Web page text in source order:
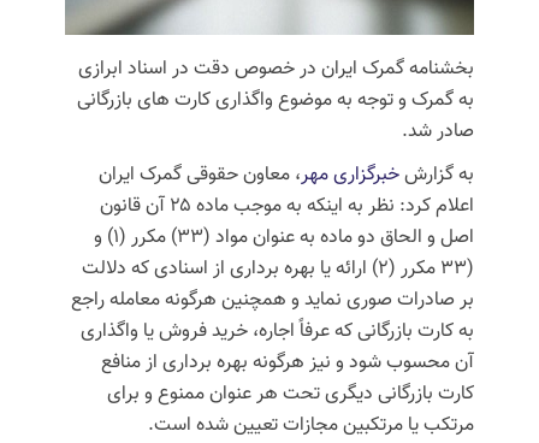
بخشنامه گمرک ایران در خصوص دقت در اسناد ابرازی
به گمرک و توجه به موضوع واگذاری کارت های بازرگانی
صادر شد.
به گزارشخبرگزاری مهر، معاون حقوقی گمرک ایران
اعلام کرد: نظر به اینکه به موجب ماده ۲۵ آن قانون
اصل و الحاق دو ماده به عنوان مواد (۳۳) مکرر (۱) و
(۳۳ مکرر (۲) ارائه یا بهره برداری از اسنادی که دلالت
بر صادرات صوری نماید و همچنین هرگونه معامله راجع
به کارت بازرگانی که عرفاً اجاره، خرید فروش یا واگذاری
آن محسوب شود و نیز هرگونه بهره برداری از منافع
کارت بازرگانی دیگری تحت هر عنوان ممنوع و برای
مرتکب یا مرتکبین مجازات تعیین شده است.